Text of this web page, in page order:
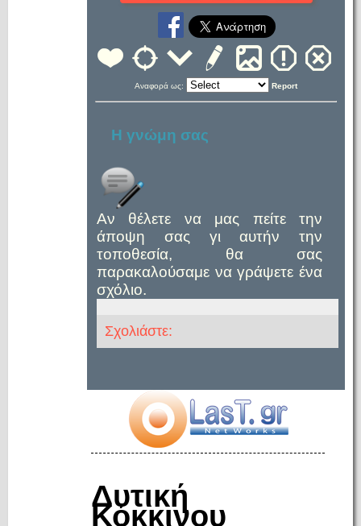
Αναφορά ως: Report
Η γνώμη σας
Αν θέλετε να μας πείτε την
άποψη σας γι αυτήν την
τοποθεσία, θα σας
παρακαλούσαμε να γράψετε ένα
σχόλιο.
Σχολιάστε:
Δυτική
Κόκκινου